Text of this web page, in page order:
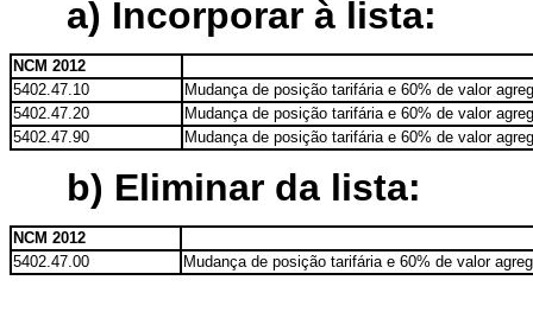
a) Incorporar à lista:
NCM 2012
5402.47.10
Mudança de posição tarifária e 60% de valor
5402.47.20
Mudança de posição tarifária e 60% de valor
5402.47.90
Mudança de posição tarifária e 60% de valor
b) Eliminar da lista:
NCM 2012
5402.47.00
Mudança de posição tarifária e 60% de valor